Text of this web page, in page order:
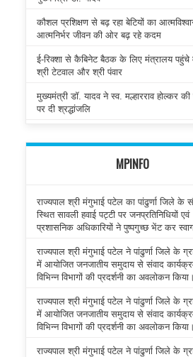
कौशल प्रशिक्षण से बढ़ रहा बेटियों का
आत्मनिर्भर जीवन की ओर बढ़ रहे कदम
ई-रिक्शा से कैबिनेट बैठक के लिए मंत्रालय पहुंचे
श्री टेटवाल और श्री पंवार
मुख्यमंत्री डॉ. यादव ने स्व. मल्हारराव होल्कर की
पर दी श्रद्धांजलि
MPINFO
राज्यपाल श्री मंगुभाई पटेल का पांढुर्णा जिले के
स्थित सावली हवाई पट्टी पर जनप्रतिनिधियों एवं
प्रशासनिक अधिकारियों ने पुष्पगुच्छ भेंट कर
राज्यपाल श्री मंगुभाई पटेल ने पांढुर्णा जिले के
में आयोजित जनजातीय समुदाय से संवाद
विभिन्न विभागों की प्रदर्शनी का अवलोकन किया।
राज्यपाल श्री मंगुभाई पटेल ने पांढुर्णा जिले के
में आयोजित जनजातीय समुदाय से संवाद
विभिन्न विभागों की प्रदर्शनी का अवलोकन किया।
राज्यपाल श्री मंगुभाई पटेल ने पांढुर्णा जिले के